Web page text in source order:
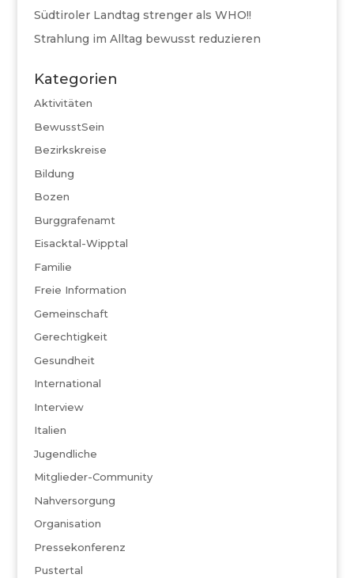
Südtiroler Landtag strenger als WHO!!
Strahlung im Alltag bewusst reduzieren
Kategorien
Aktivitäten
BewusstSein
Bezirkskreise
Bildung
Bozen
Burggrafenamt
Eisacktal-Wipptal
Familie
Freie Information
Gemeinschaft
Gerechtigkeit
Gesundheit
International
Interview
Italien
Jugendliche
Mitglieder-Community
Nahversorgung
Organisation
Pressekonferenz
Pustertal